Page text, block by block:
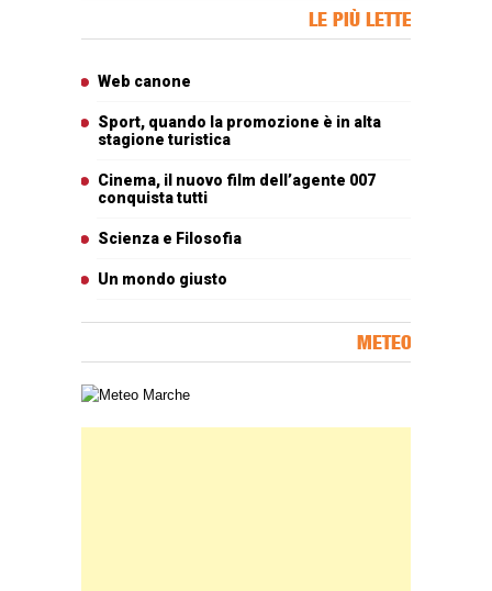
LE PIÙ LETTE
Web canone
Sport, quando la promozione è in alta
stagione turistica
Cinema, il nuovo film dell’agente 007
conquista tutti
Scienza e Filosofia
Un mondo giusto
METEO
Carta meteorologica delle Marche